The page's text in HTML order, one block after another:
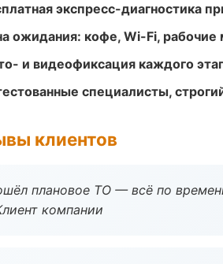
экспресс-диагностика
ожидания: кофе, Wi-Fi, рабочие
и видеофиксация каждого
специалисты,
клиентов
плановое ТО — всё по
компании